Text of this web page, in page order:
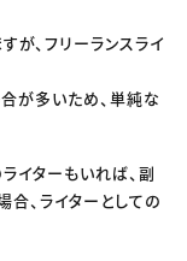
、フリーランスライ
が多いため、単純な
イターもいれば、副
合、ライターとしての